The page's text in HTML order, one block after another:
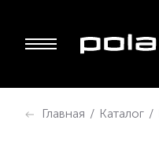
Главная / Каталог /